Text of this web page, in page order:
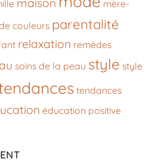
maison
mère-
couleurs parentalité
relaxation remèdes
soins de la peau style style
tendances
éducation positive